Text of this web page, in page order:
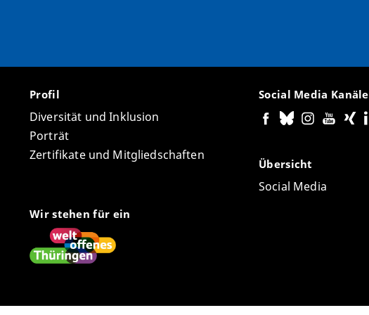
Profil
Diversität und Inklusion
Porträt
Zertifikate und Mitgliedschaften
Wir stehen für ein
Social Media Kanäle
Übersicht
Social Media